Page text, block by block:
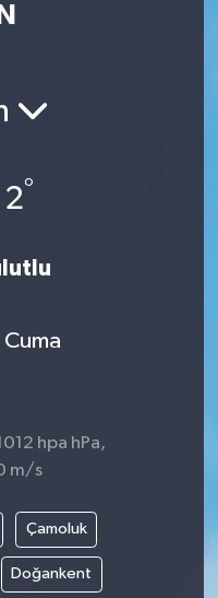
°
hpa hPa,
m/s
Çamoluk
Doğankent